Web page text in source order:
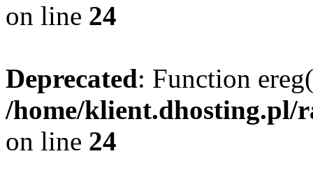
on line 24
Deprecated: Function
/home/klient.dhosting.pl/
on line 24